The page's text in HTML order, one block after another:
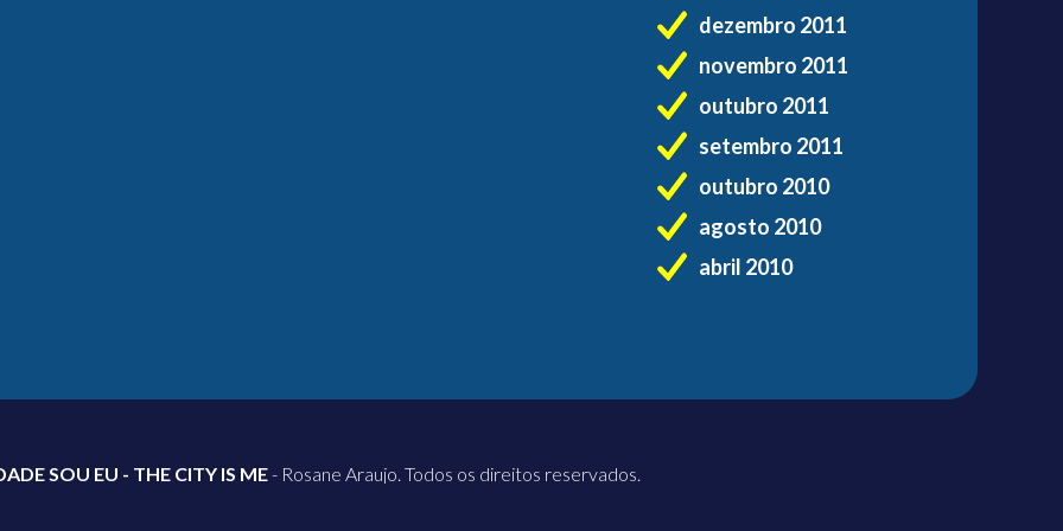
dezembro 2011
novembro 2011
outubro 2011
setembro 2011
outubro 2010
agosto 2010
abril 2010
SOU EU - THE CITY IS ME- Rosane Araujo. Todos os direitos reservados.